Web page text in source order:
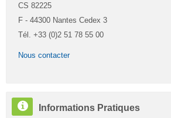
CS 82225
F - 44300 Nantes Cedex 3
Tél. +33 (0)2 51 78 55 00
Nous contacter
Passer
Informations
Informations Pratiques